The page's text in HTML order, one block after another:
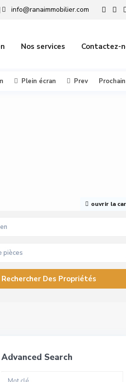
info@ranaimmobilier.com
Nos services Contactez-
ouvrir la
Plein écran Prev Prochain
pièces
Advanced Search